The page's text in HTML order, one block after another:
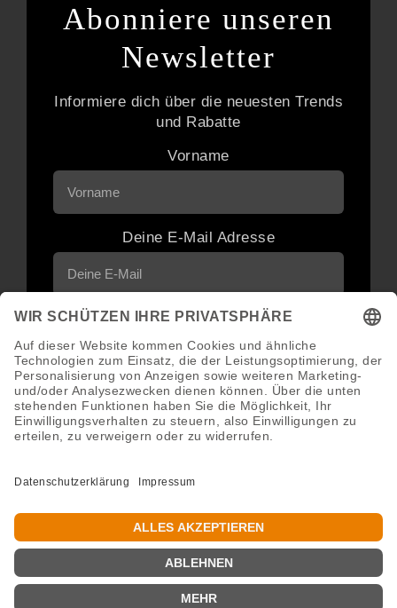
Abonniere unseren
Newsletter
Informiere dich über die neuesten Trends
und Rabatte
Vorname
Deine E-Mail Adresse
Neuigkeiten und Angebote via E-Mail
Abonnieren
Abmeldung jederzeit möglich.
Copyright 2016 - 2026 ©GroWidesign® | Rights Reserved |